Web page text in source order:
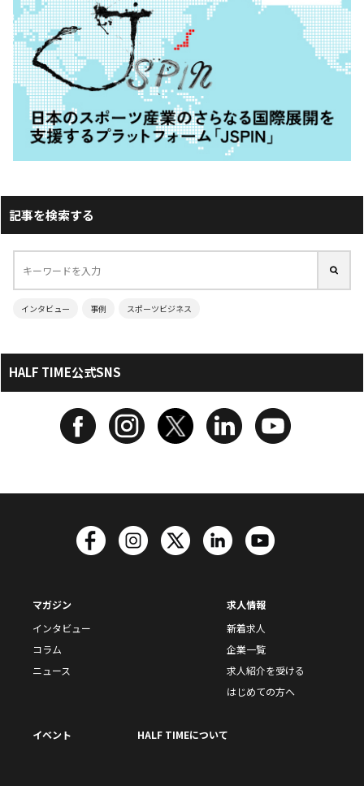
記事を検索する
インタビュー 事例 スポーツビジネス
HALF TIME公式SNS
マガジン
インタビュー
コラム
ニュース
求人情報
新着求人
企業一覧
求人紹介を受ける
はじめての方へ
イベント HALF TIMEについて